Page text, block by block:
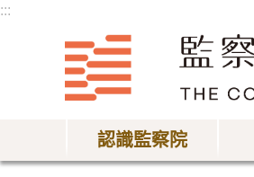
:::
認識監察院